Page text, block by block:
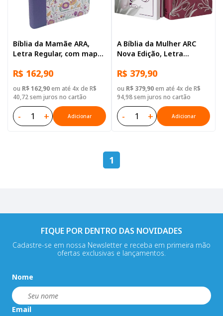
Bíblia da Mamãe ARA,
Letra Regular, com mapa,
Floral
R$ 162,90
ou R$ 162,90em até 4x de R$
40,72 sem juros no cartão
- + Adicionar
A Bíblia da Mulher ARC
Nova Edição, Letra
Couro Sintético Rosa
Tulipa
R$ 379,90
ou R$ 379,90em até 4x de R$
94,98 sem juros no cartão
- + Adicionar
1
FIQUE POR DENTRO DAS NOVIDADES
Cadastre-se em nossa Newsletter e receba em primeira mão
ofertas exclusivas e lançamentos.
Nome
Email